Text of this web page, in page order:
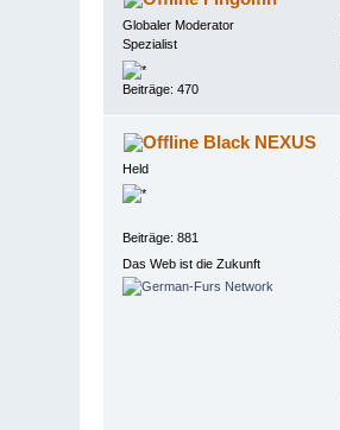
Globaler Moderator
Spezialist
Beiträge: 470
Black NEXUS
Held
Beiträge: 881
Das Web ist die Zukunft